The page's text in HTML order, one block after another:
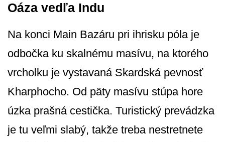
Oáza vedľa Indu
Na konci Main Bazáru pri ihrisku póla je
odbočka ku skalnému masívu, na ktorého
vrcholku je vystavaná Skardská pevnosť
Kharphocho. Od päty masívu stúpa hore
úzka prašná cestička. Turistický prevádzka
je tu veľmi slabý, takže treba nestretnete